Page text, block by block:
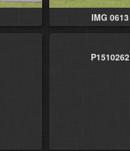
IMG 0613
P1510262